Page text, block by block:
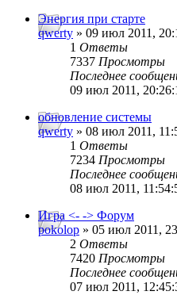
Энергия при старте
qwerty » 09 июл 2011,
1 Ответы
7337 Просмотры
Последнее
09 июл 2011,
обновление системы
qwerty » 08 июл 2011,
1 Ответы
7234 Просмотры
Последнее
08 июл 2011,
Игра <- -> Форум
pokolop » 05 июл 2011,
2 Ответы
7420 Просмотры
Последнее
07 июл 2011,